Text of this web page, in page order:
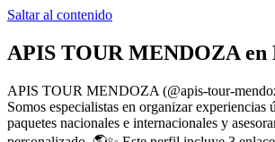
Saltar al contenido
APIS TOUR MENDOZA en
APIS TOUR MENDOZA (@apis-tour-
Somos especialistas en organizar experiencias
paquetes nacionales e internacionales y